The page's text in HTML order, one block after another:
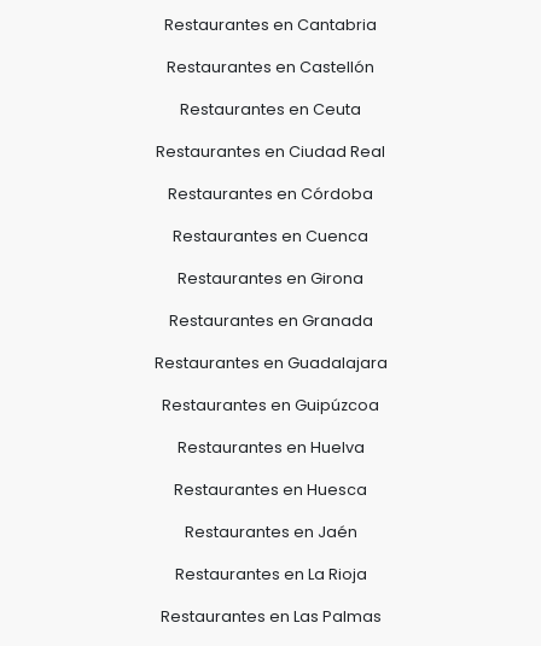
Restaurantes en Cantabria
Restaurantes en Castellón
Restaurantes en Ceuta
Restaurantes en Ciudad Real
Restaurantes en Córdoba
Restaurantes en Cuenca
Restaurantes en Girona
Restaurantes en Granada
Restaurantes en Guadalajara
Restaurantes en Guipúzcoa
Restaurantes en Huelva
Restaurantes en Huesca
Restaurantes en Jaén
Restaurantes en La Rioja
Restaurantes en Las Palmas